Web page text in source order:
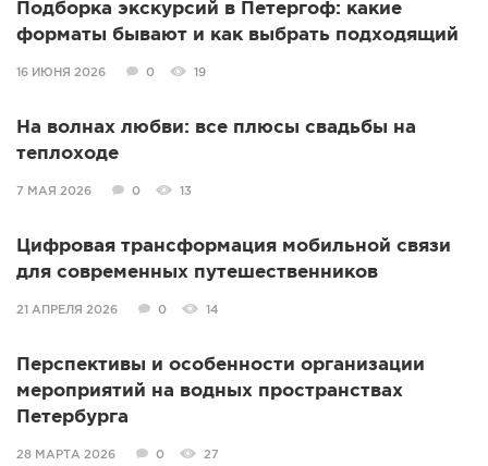
Подборка экскурсий в Петергоф: какие
форматы бывают и как выбрать подходящий
16 ИЮНЯ 2026 0 19
На волнах любви: все плюсы свадьбы на
теплоходе
7 МАЯ 2026 0 13
Цифровая трансформация мобильной связи
для современных путешественников
21 АПРЕЛЯ 2026 0 14
Перспективы и особенности организации
мероприятий на водных пространствах
Петербурга
28 МАРТА 2026 0 27